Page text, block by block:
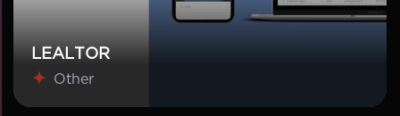
LEALTOR
Other